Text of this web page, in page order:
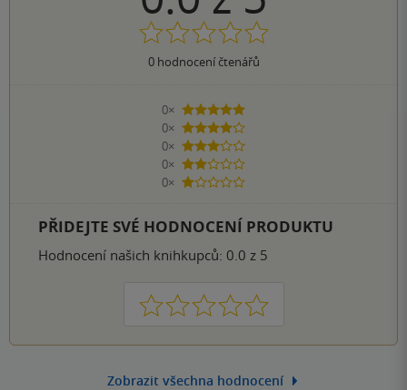
0hodnocení čtenářů
0×
5 hvězdiček
0×
4 hvězdičky
0×
3 hvězdičky
0×
2 hvězdičky
0×
1 hvezdička
PŘIDEJTE SVÉ HODNOCENÍ PRODUKTU
Hodnocení našich knihkupců: 0.0 z 5
1 2 3 4 5
Zobrazit všechna hodnocení